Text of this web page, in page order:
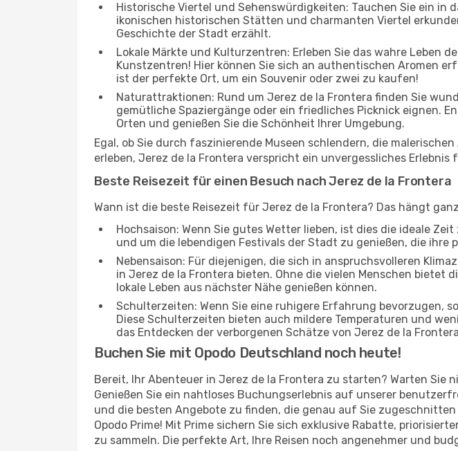
Historische Viertel und Sehenswürdigkeiten: Tauchen Sie ein in
ikonischen historischen Stätten und charmanten Viertel
Geschichte der Stadt erzählt.
Lokale Märkte und Kulturzentren: Erleben Sie das wahre Leben
Kunstzentren! Hier können Sie sich an authentischen Aromen
ist der perfekte Ort, um ein Souvenir oder zwei zu kaufen!
Naturattraktionen: Rund um Jerez de la Frontera finden Sie
gemütliche Spaziergänge oder ein friedliches Picknick eignen.
Orten und genießen Sie die Schönheit Ihrer Umgebung.
Egal, ob Sie durch faszinierende Museen schlendern, die
erleben, Jerez de la Frontera verspricht ein unvergessliches Erlebnis
Beste Reisezeit für einen Besuch nach Jerez de la Frontera
Wann ist die beste Reisezeit für Jerez de la Frontera? Das hängt
Hochsaison: Wenn Sie gutes Wetter lieben, ist dies die ideale
und um die lebendigen Festivals der Stadt zu genießen, die ihre
Nebensaison: Für diejenigen, die sich in anspruchsvolleren
in Jerez de la Frontera bieten. Ohne die vielen Menschen bietet
lokale Leben aus nächster Nähe genießen können.
Schulterzeiten: Wenn Sie eine ruhigere Erfahrung bevorzugen,
Diese Schulterzeiten bieten auch mildere Temperaturen und
das Entdecken der verborgenen Schätze von Jerez de la
Buchen Sie mit Opodo Deutschland noch heute!
Bereit, Ihr Abenteuer in Jerez de la Frontera zu starten? Warten Sie
Genießen Sie ein nahtloses Buchungserlebnis auf unserer
und die besten Angebote zu finden, die genau auf Sie
Opodo Prime! Mit Prime sichern Sie sich exklusive Rabatte,
zu sammeln. Die perfekte Art, Ihre Reisen noch angenehmer und